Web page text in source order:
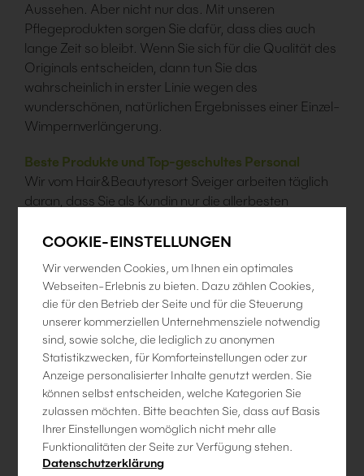
Aussehen. Aber nicht nur das. Mit unseren
Pflegeprodukten sorgen Sie dafür, dass dies auch
lange Zeit so bleibt. Wenn Sie sich für die Qualität des
Originals entscheiden, dann tun Sie das
wahrscheinlich in erster Linie wegen des
wunderschönen, natürlichen Ergebnisses einer Einzel-
Wimpernverlängerung.
Beste Produkte und Top-geschultes Personal
Wir vom Hair&Beautyresort Sveiger arbeiten täglich
daran, dass Sie als Kundin nur die allerbesten
Wir versichern Ihnen, dass nur von uns geschulte
und die Erfahrung, die wir in dieses Produkt stecken,
bei jeder Kundin im Endergebnis sieht.
Einzel-Wimpernverlängerung
Absolut natürlich wirkende, synthetische Wimpern
werden einzeln – Wimper für Wimper – an Ihren
eigenen Wimpern angebracht. Und das mit
dauerhafter Haltbarkeit bis zum natürlichen Wechsel
der Wimpern. Durch unsere Wimpernverlängerungen
erreichen wir mehr Dichte, mehr Länge und die
perfekte Betonung Ihrer Augen.
COOKIE-EINSTELLUNGEN
Wir verwenden Cookies, um Ihnen ein optimales
Webseiten-Erlebnis zu bieten. Dazu zählen Cookies,
die für den Betrieb der Seite und für die Steuerung
unserer kommerziellen Unternehmensziele notwendig
sind, sowie solche, die lediglich zu anonymen
Statistikzwecken, für Komforteinstellungen oder zur
Anzeige personalisierter Inhalte genutzt werden. Sie
können selbst entscheiden, welche Kategorien Sie
zulassen möchten. Bitte beachten Sie, dass auf Basis
Ihrer Einstellungen womöglich nicht mehr alle
Funktionalitäten der Seite zur Verfügung stehen.
Datenschutzerklärung